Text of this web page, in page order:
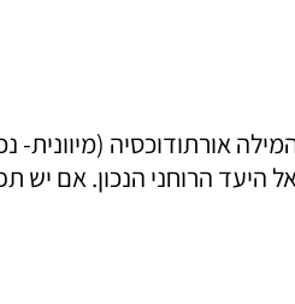
הרוחני הנכון. אם יש